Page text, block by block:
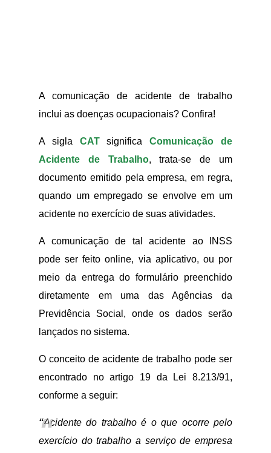
A comunicação de acidente de trabalho
inclui as doenças ocupacionais? Confira!
A sigla CATsignificaComunicação de
Acidente de Trabalho, trata-se de um
documento emitido pela empresa, em regra,
quando um empregado se envolve em um
acidente no exercício de suas atividades.
A comunicação de tal acidente ao INSS
pode ser feito online, via aplicativo, ou por
meio da entrega do formulário preenchido
diretamente em uma das Agências da
Previdência Social, onde os dados serão
lançados no sistema.
O conceito de acidente de trabalho pode ser
encontrado no artigo 19 da Lei 8.213/91,
conforme a seguir:
“Acidente do trabalho é o que ocorre pelo
exercício do trabalho a serviço de empresa